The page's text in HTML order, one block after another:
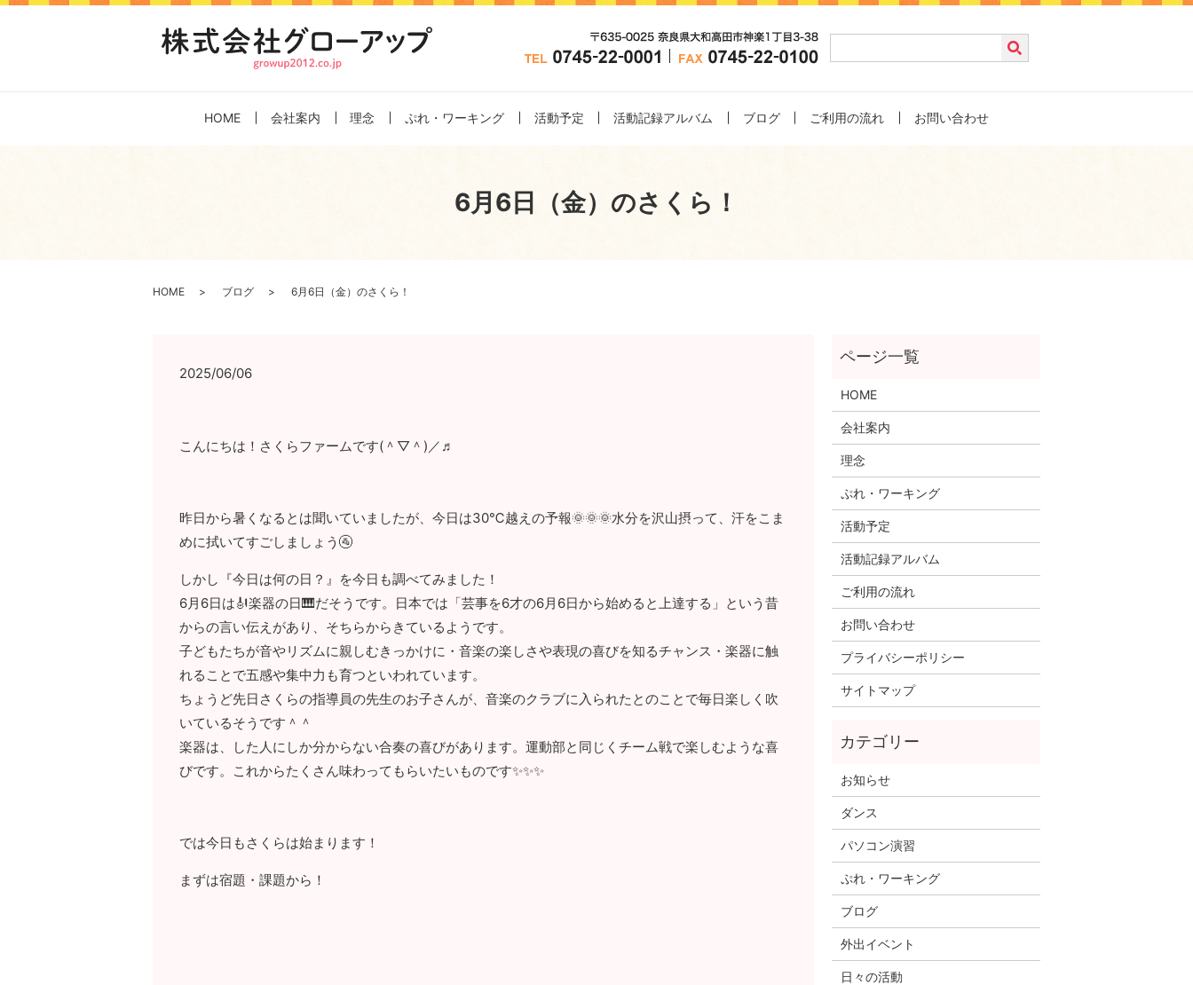
HOME 会社案内 理念 ぷれ・ワーキング 活動予定 活動記録アルバム ブログ ご利用の流れ お問い合わせ
6月6日（金）のさくら！
HOME ブログ 6月6日（金）のさくら！
2025/06/06
こんにちは！さくらファームです(＾▽＾)／♬
昨日から暑くなるとは聞いていましたが、今日は30℃越えの予報🌞🌞🌞水分を沢山摂って、汗をこま
めに拭いてすごしましょう🚰
しかし『今日は何の日？』を今日も調べてみました！
6月6日は🎻楽器の日🎹だそうです。日本では「芸事を6才の6月6日から始めると上達する」という昔
からの言い伝えがあり、そちらからきているようです。
子どもたちが音やリズムに親しむきっかけに・音楽の楽しさや表現の喜びを知るチャンス・楽器に触
れることで五感や集中力も育つといわれています。
ちょうど先日さくらの指導員の先生のお子さんが、音楽のクラブに入られたとのことで毎日楽しく吹
いているそうです＾＾
楽器は、した人にしか分からない合奏の喜びがあります。運動部と同じくチーム戦で楽しむような喜
びです。これからたくさん味わってもらいたいものです✨✨✨
では今日もさくらは始まります！
まずは宿題・課題から！
HOME
会社案内
理念
ぷれ・ワーキング
活動予定
活動記録アルバム
ご利用の流れ
お問い合わせ
プライバシーポリシー
サイトマップ
お知らせ
ダンス
パソコン演習
ぷれ・ワーキング
ブログ
外出イベント
日々の活動